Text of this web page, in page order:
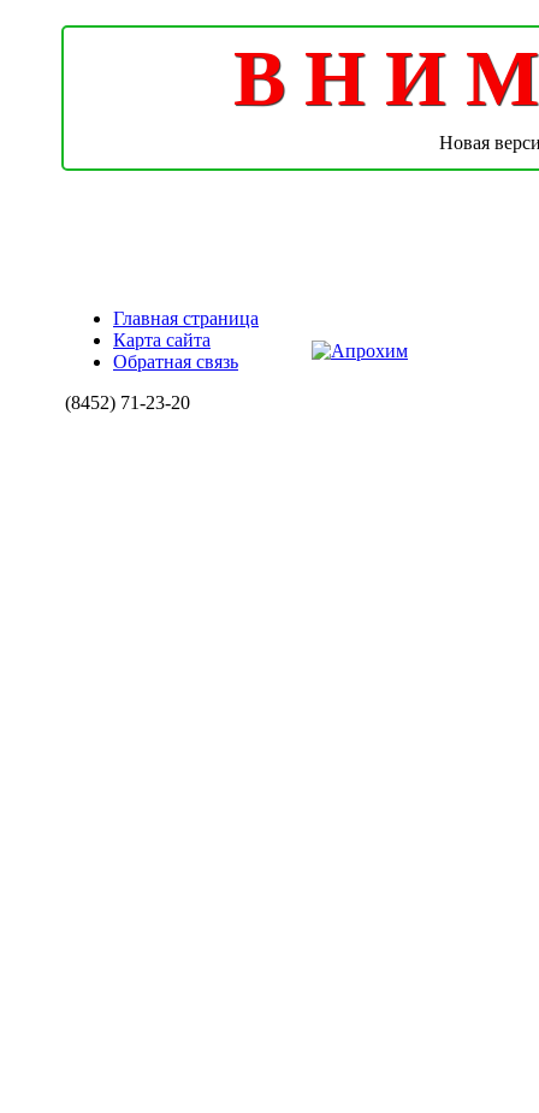
В Н И
Новая
Главная страница
Карта сайта
Обратная связь
(8452) 71-23-20